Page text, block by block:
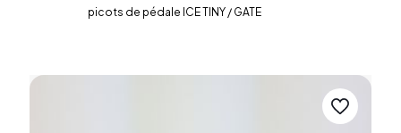
picots de pédale ICE TINY / GATE